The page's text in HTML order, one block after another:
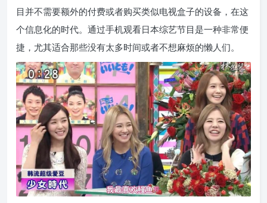
目并不需要额外的付费或者购买类似电视盒子的设备，在这
个信息化的时代。通过手机观看日本综艺节目是一种非常便
捷，尤其适合那些没有太多时间或者不想麻烦的懒人们。